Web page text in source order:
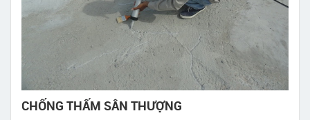
CHỐNG THẤM SÂN THƯỢNG